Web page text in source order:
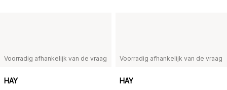
Voorradig afhankelijk van de vraag
HAY
Voorradig afhankelijk van de vraag
HAY